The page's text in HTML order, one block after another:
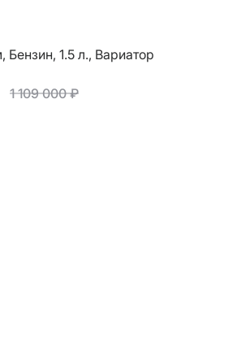
Бензин, 1.5 л., Вариатор
1 109 000 ₽